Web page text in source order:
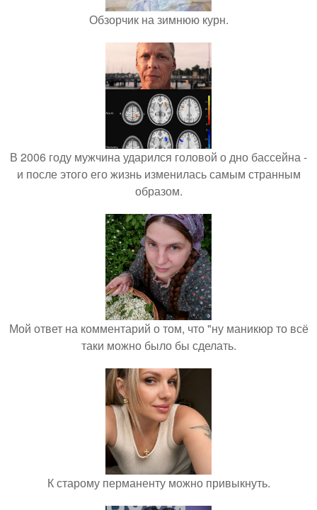
Обзорчик на зимнюю курн.
В 2006 году мужчина ударился головой о дно бассейна -
и после этого его жизнь изменилась самым странным
образом.
Мой ответ на комментарий о том, что "ну маникюр то всё
таки можно было бы сделать.
К старому перманенту можно привыкнуть.